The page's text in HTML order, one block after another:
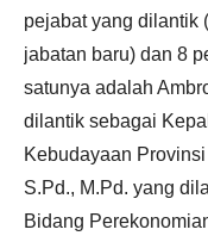
pejabat yang dilantik
jabatan baru) dan 8
satunya adalah
dilantik sebagai
Kebudayaan
S.Pd., M.Pd. yang
Bidang